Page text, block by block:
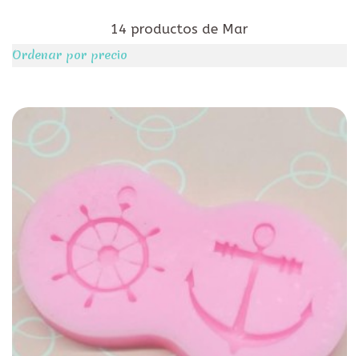
14 productos de Mar
Ordenar por precio